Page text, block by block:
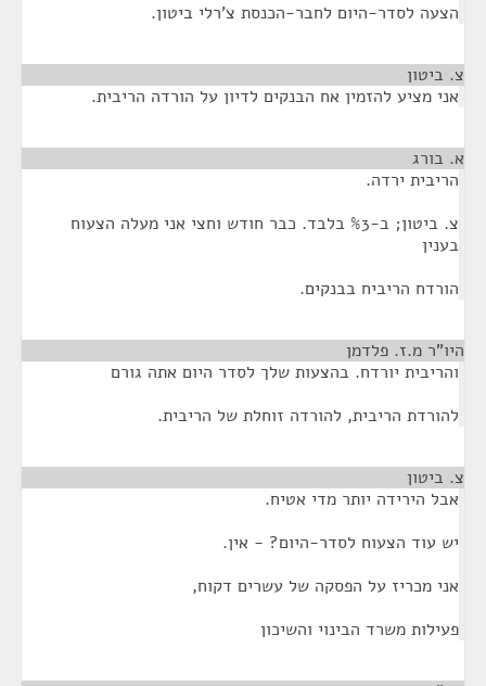
הצעה לסדר-היום לחבר-הכנסת צ'רלי ביטון.
צ. ביטון
אני מציע להזמין אח הבנקים לדיון על הורדה הריבית.
א. בורג
הריבית ירדה.
צ. ביטון; ב-%3 בלבד. כבר חודש וחצי אני מעלה הצעוח
בענין
הורדח הריביח בבנקים.
היו"ר מ.ז. פלדמן
והריבית יורדח. בהצעות שלך לסדר היום אתה גורם
להורדת הריבית, להורדה זוחלת של הריבית.
צ. ביטון
אבל הירידה יותר מדי אטיח.
יש עוד הצעוח לסדר-היום? - אין.
אני מכריז על הפסקה של עשרים דקוח,
פעילות משרד הבינוי והשיכון